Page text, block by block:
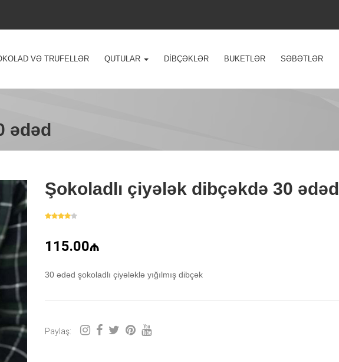
VƏ TRUFELLƏR QUTULAR DIBÇƏKLƏR BUKETLƏR SƏBƏTLƏR
ədəd
Şokoladlı çiyələk dibçəkdə 30 ədəd
115.00₼
30 ədəd şokoladlı çiyələklə yığılmış dibçək
Paylaş: